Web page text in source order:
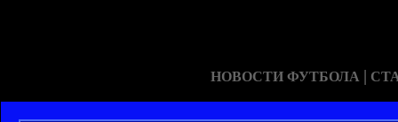
НОВОСТИ ФУТБОЛА |